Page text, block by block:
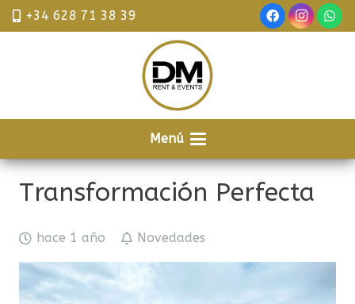
+34 628 71 38 39
Menú
Transformación Perfecta
hace 1 año Novedades